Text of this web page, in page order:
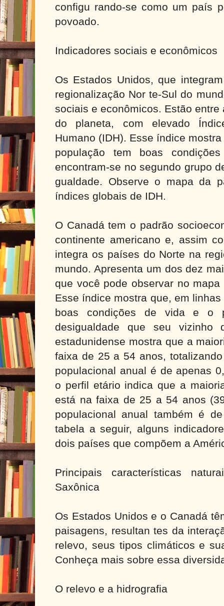
configu rando-se como um país
povoado.
Indicadores sociais e econômicos
Os Estados Unidos, que
regionalização Nor te-Sul do
sociais e econômicos. Estão
do planeta, com elevado
Humano (IDH). Esse índice
população tem boas
encontram-se no segundo grupo
gualdade. Observe o mapa da
índices globais de IDH.
O Canadá tem o padrão
continente americano e, assim
integra os países do Norte na
mundo. Apresenta um dos dez
que você pode observar no
Esse índice mostra que, em
boas condições de vida e o
desigualdade que seu
estadunidense mostra que a
faixa de 25 a 54 anos,
populacional anual é de apenas
o perfil etário indica que a
está na faixa de 25 a 54 anos
populacional anual também é
tabela a seguir, alguns
dois países que compõem a
Principais características
Saxônica
Os Estados Unidos e o Canadá
paisagens, resultan tes da
relevo, seus tipos climáticos e
Conheça mais sobre essa
O relevo e a hidrografia